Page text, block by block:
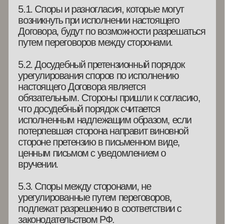
Юридический адрес компании: 111250, г.
Москва
улица Солдатская, д. 6, кв./оф. 25, ИНН
783802615100
ОГРНИП 323774600657571
Дата регистрации 10.10.2023
Банк: АО &quot;АЛЬФА-БАНК&quot;
Кор. счёт: 40802810801830003012
БИК: 044525593
Адрес электронной
почты: aacademy.19@yandex.ru
МОСКВА, СЛОБОДСКОЙ ПЕРЕУЛОК 6,
СТР. 3(ВХОД ЧЕРЕЗ ПРОХОДНУЮ)